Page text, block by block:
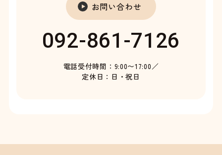
お問い合わせ
092-861-7126
電話受付時間：9:00〜17:00／
定休日：日・祝日